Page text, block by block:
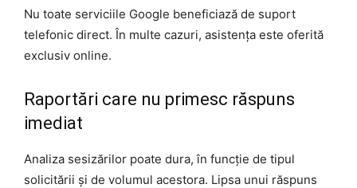
Nu toate serviciile Google beneficiază de suport
telefonic direct. În multe cazuri, asistența este oferită
exclusiv online.
Raportări care nu primesc răspuns
imediat
Analiza sesizărilor poate dura, în funcție de tipul
solicitării și de volumul acestora. Lipsa unui răspuns